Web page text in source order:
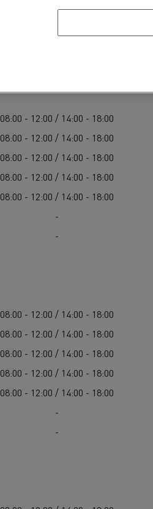
08:00 - 12:00 / 14:00 - 18:00
08:00 - 12:00 / 14:00 - 18:00
08:00 - 12:00 / 14:00 - 18:00
08:00 - 12:00 / 14:00 - 18:00
08:00 - 12:00 / 14:00 - 18:00
-
-
08:00 - 12:00 / 14:00 - 18:00
08:00 - 12:00 / 14:00 - 18:00
08:00 - 12:00 / 14:00 - 18:00
08:00 - 12:00 / 14:00 - 18:00
08:00 - 12:00 / 14:00 - 18:00
-
-